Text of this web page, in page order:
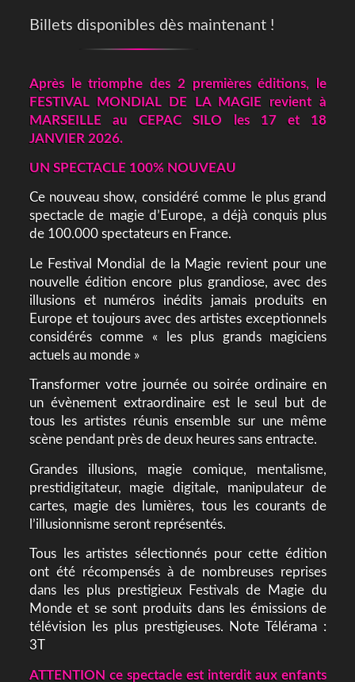
Billets disponibles dès maintenant !
Après le triomphe des 2 premières éditions, le
FESTIVAL MONDIAL DE LA MAGIE revient à
MARSEILLE au CEPAC SILO les 17 et 18
JANVIER 2026.
UN SPECTACLE 100% NOUVEAU
Ce nouveau show, considéré comme le plus grand
spectacle de magie d’Europe, a déjà conquis plus
de 100.000 spectateurs en France.
Le Festival Mondial de la Magie revient pour une
nouvelle édition encore plus grandiose, avec des
illusions et numéros inédits jamais produits en
Europe et toujours avec des artistes exceptionnels
considérés comme « les plus grands magiciens
actuels au monde »
Transformer votre journée ou soirée ordinaire en
un évènement extraordinaire est le seul but de
tous les artistes réunis ensemble sur une même
scène pendant près de deux heures sans entracte.
Grandes illusions, magie comique, mentalisme,
prestidigitateur, magie digitale, manipulateur de
cartes, magie des lumières, tous les courants de
l’illusionnisme seront représentés.
Tous les artistes sélectionnés pour cette édition
ont été récompensés à de nombreuses reprises
dans les plus prestigieux Festivals de Magie du
Monde et se sont produits dans les émissions de
télévision les plus prestigieuses. Note Télérama :
3T
ATTENTION ce spectacle est interdit aux enfants